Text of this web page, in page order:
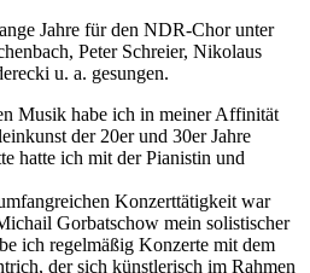
Jahre für den NDR-Chor unter
Peter Schreier, Nikolaus
u. a. gesungen.
Musik habe ich in meiner Affinität
der 20er und 30er Jahre
hatte ich mit der Pianistin und
Konzerttätigkeit war
Gorbatschow mein solistischer
ich regelmäßig Konzerte mit dem
der sich künstlerisch im Rahmen